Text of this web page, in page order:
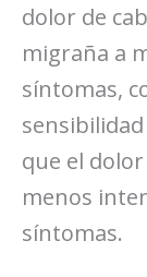
dolor de
migraña a
síntomas,
que el
menos
síntomas.